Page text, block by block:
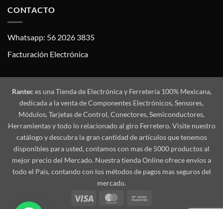
CONTACTO
Whatsapp: 56 2026 3835
Facturación Electrónica
Ranteces una Tienda de Electrónica y Ferretería 100% Mexicana,
dedicada a la venta de Componentes Electrónicos, Sensores,
Módulos, Tarjetas de Control, Conectores, Semiconductores,
Herramientas y todo lo relacionado al giro Ferretero. Visite nuestro
catálogo y descubra la gran cantidad de artículos que tenemos
disponibles para usted, contamos con mas de 5000 productos al
mejor precio del Mercado. Nuestra tienda Online ofrece envíos a
todo el País, contando con los métodos de pagos mas seguros del
mercado.
Visa
MasterCard